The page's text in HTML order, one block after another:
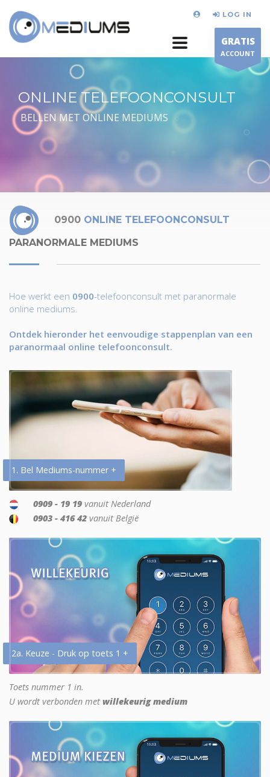
LOG IN
GRATIS
ACCOUNT
ONLINE TELEFOONCONSULT
BELLEN MET ONLINE MEDIUMS
0900 ONLINE TELEFOONCONSULT
PARANORMALE MEDIUMS
Hoe werkt een 0900-telefoonconsult met paranormale
online mediums.
Ontdek hieronder het eenvoudige stappenplan van een
paranormaal online telefoonconsult.
1. Bel Mediums-nummer +
0909 - 19 19 vanuit Nederland
0903 - 416 42 vanuit België
2a. Keuze - Druk op toets 1 +
Toets nummer 1 in.
U wordt verbonden met willekeurig medium